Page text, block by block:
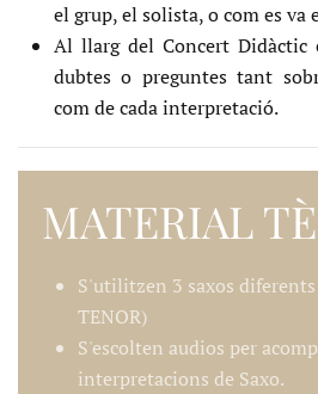
el grup, el solista, o com es va
Al llarg del Concert Didàctic
dubtes o preguntes tant
com de cada interpretació.
MATERIAL
S'utilitzen 3 saxos diferents
TENOR)
S'escolten audios per
interpretacions de Saxo.